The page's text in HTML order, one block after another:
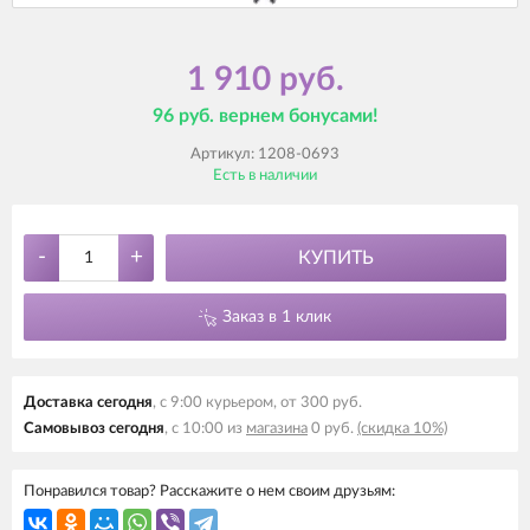
1 910 руб.
96 руб. вернем бонусами!
Артикул: 1208-0693
Есть в наличии
- + КУПИТЬ
Заказ в 1 клик
Доставка сегодня, с 9:00 курьером, от 300 руб.
Самовывоз сегодня, с 10:00 из магазина 0 руб. (скидка 10%)
Понравился товар? Расскажите о нем своим друзьям: